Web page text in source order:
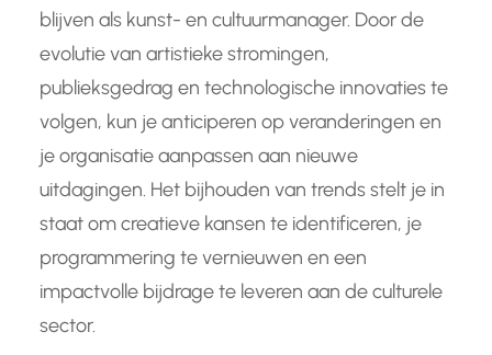
blijven als kunst- en cultuurmanager. Door de
evolutie van artistieke stromingen,
publieksgedrag en technologische innovaties te
volgen, kun je anticiperen op veranderingen en
je organisatie aanpassen aan nieuwe
uitdagingen. Het bijhouden van trends stelt je in
staat om creatieve kansen te identificeren, je
programmering te vernieuwen en een
impactvolle bijdrage te leveren aan de culturele
sector.